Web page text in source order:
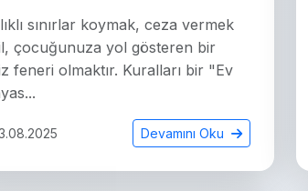
sınırlar koymak, ceza vermek
çocuğunuza yol gösteren bir
feneri olmaktır. Kuralları bir "Ev
Devamını Oku